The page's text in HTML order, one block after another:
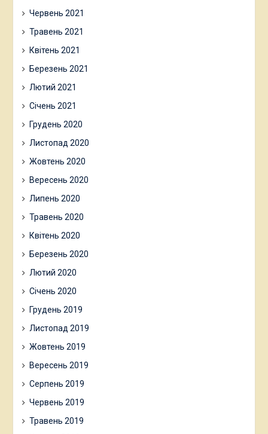
Червень 2021
Травень 2021
Квітень 2021
Березень 2021
Лютий 2021
Січень 2021
Грудень 2020
Листопад 2020
Жовтень 2020
Вересень 2020
Липень 2020
Травень 2020
Квітень 2020
Березень 2020
Лютий 2020
Січень 2020
Грудень 2019
Листопад 2019
Жовтень 2019
Вересень 2019
Серпень 2019
Червень 2019
Травень 2019